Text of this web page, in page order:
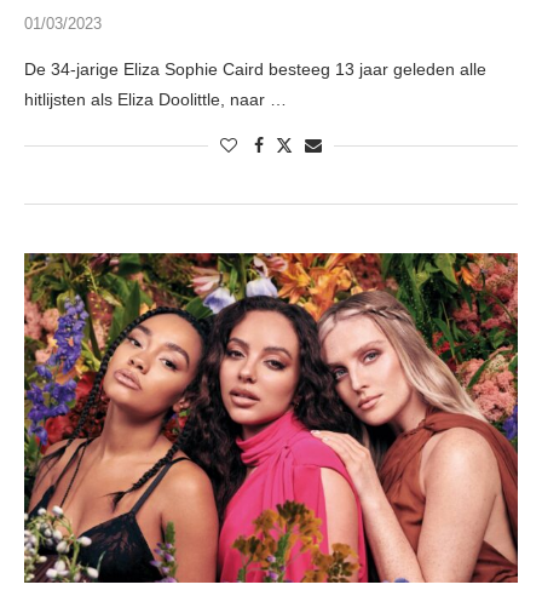
01/03/2023
De 34-jarige Eliza Sophie Caird besteeg 13 jaar geleden alle
hitlijsten als Eliza Doolittle, naar …